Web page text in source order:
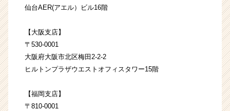
仙台AER(アエル）ビル16階
【大阪支店】
〒530-0001
大阪府大阪市北区梅田2-2-2
ヒルトンプラザウエストオフィスタワー15階
【福岡支店】
〒810-0001